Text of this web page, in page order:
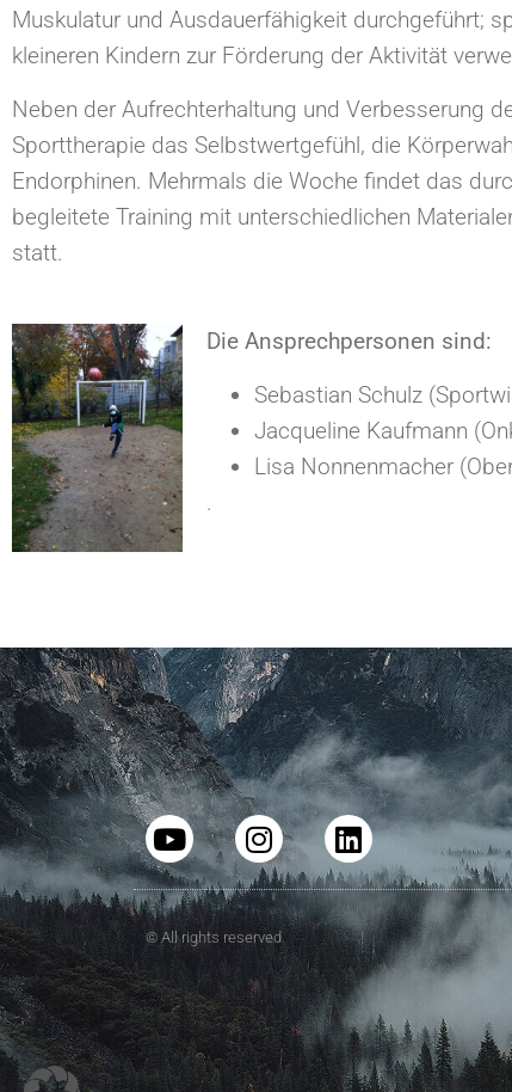
Muskulatur und Ausdauerfähigkeit durchgeführt;
kleineren Kindern zur Förderung der Aktivität
Neben der Aufrechterhaltung und Verbesserung
Sporttherapie das Selbstwertgefühl, die
Endorphinen. Mehrmals die Woche findet das
begleitete Training mit unterschiedlichen
statt.
Die Ansprechpersonen sind:
Sebastian Schulz
Jacqueline Kaufmann
Lisa Nonnenmacher
.
© All rights reserved